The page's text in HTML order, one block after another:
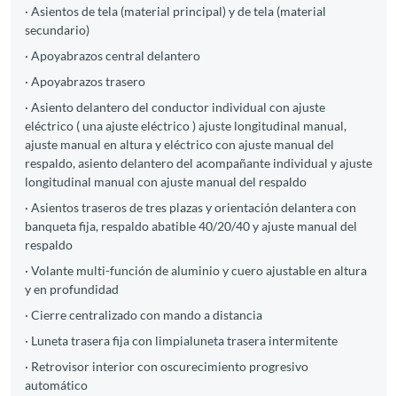
· Asientos de tela (material principal) y de tela (material
secundario)
· Apoyabrazos central delantero
· Apoyabrazos trasero
· Asiento delantero del conductor individual con ajuste
eléctrico ( una ajuste eléctrico ) ajuste longitudinal manual,
ajuste manual en altura y eléctrico con ajuste manual del
respaldo, asiento delantero del acompañante individual y ajuste
longitudinal manual con ajuste manual del respaldo
· Asientos traseros de tres plazas y orientación delantera con
banqueta fija, respaldo abatible 40/20/40 y ajuste manual del
respaldo
· Volante multi-función de aluminio y cuero ajustable en altura
y en profundidad
· Cierre centralizado con mando a distancia
· Luneta trasera fija con limpialuneta trasera intermitente
· Retrovisor interior con oscurecimiento progresivo
automático